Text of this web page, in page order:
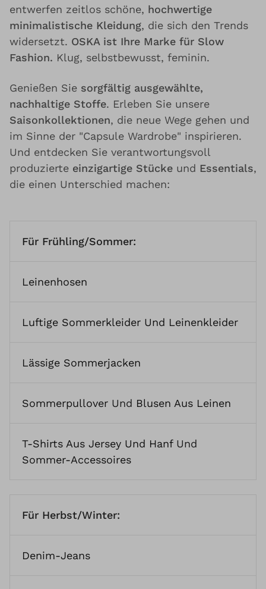
entwerfen zeitlos schöne, hochwertige
minimalistische Kleidung, die sich den Trends
widersetzt. OSKA ist Ihre Marke für Slow
Fashion. Klug, selbstbewusst, feminin.
Genießen Sie sorgfältig ausgewählte,
nachhaltige Stoffe. Erleben Sie unsere
Saisonkollektionen, die neue Wege gehen und
im Sinne der "Capsule Wardrobe" inspirieren.
Und entdecken Sie verantwortungsvoll
produzierte einzigartige Stücke und Essentials,
die einen Unterschied machen:
Für Frühling/Sommer:
Leinenhosen
Luftige Sommerkleider Und Leinenkleider
Lässige Sommerjacken
Sommerpullover Und Blusen Aus Leinen
T-Shirts Aus Jersey Und HanfUnd
Sommer-Accessoires
Für Herbst/Winter:
Denim-Jeans